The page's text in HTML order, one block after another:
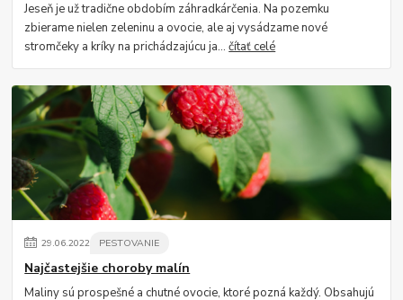
Jeseň je už tradične obdobím záhradkárčenia. Na pozemku
zbierame nielen zeleninu a ovocie, ale aj vysádzame nové
stromčeky a kríky na prichádzajúcu ja...čítať celé
29.06.2022 PESTOVANIE
Najčastejšie choroby malín
Maliny sú prospešné a chutné ovocie, ktoré pozná každý. Obsahujú